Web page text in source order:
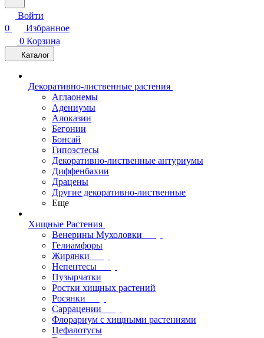
Войти
0
Избранное
0 Корзина
Каталог
Декоративно-лиственные растения
Аглаонемы
Адениумы
Алоказии
Бегонии
Бонсай
Гипоэстесы
Декоративно-лиственные антуриумы
Диффенбахии
Драцены
Другие декоративно-лиственные
Еще
Хищные Растения
Венерины Мухоловки
Гелиамфоры
Жирянки
Непентесы
Пузырчатки
Ростки хищных растений
Росянки
Саррацении
Флорариум с хищными растениями
Цефалотусы